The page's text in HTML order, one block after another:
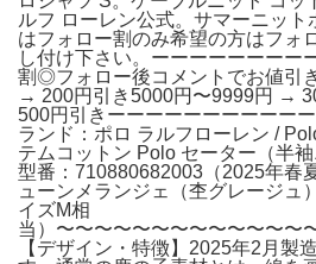
ルフ ローレン公式。サマーニット
はフォロー割のみ希望の方はフォ
し付け下さい。ーーーーーーー
割◎フォロー後コメントでお値引
→ 200円引き5000円〜9999円 →
500円引きーーーーーーーーーー
ランド：ポロ ラルフローレン /
テムコットン Polo セーター（半
型番：710880682003（2025年春
ューンメランジェ（杢グレージュ
イズM相
当）〜〜〜〜〜〜〜〜〜〜〜〜〜
【デザイン・特徴】2025年2月製